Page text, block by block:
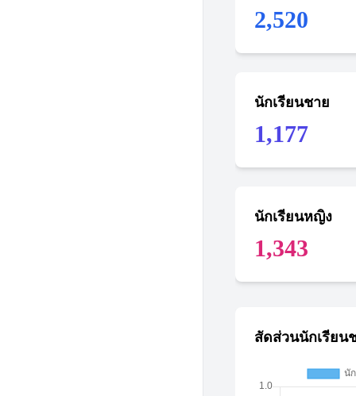
2,520
นักเรียนชาย
1,177
นักเรียนหญิง
1,343
สัดส่วนนักเรียน